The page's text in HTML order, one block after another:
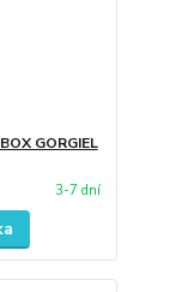
GORGIEL
3-7 dní